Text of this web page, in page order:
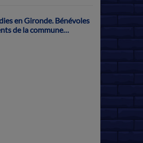
en Gironde. Bénévoles
de la commune